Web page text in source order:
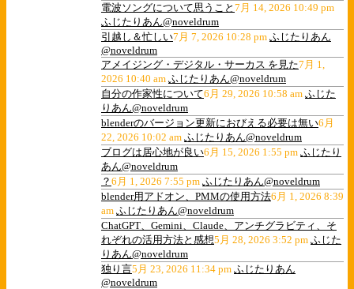
電波ソングについて思うこと 7月 14, 2026 10:49 pm
ふじたりあん@noveldrum
引越し＆忙しい7月 7, 2026 10:28 pm ふじたりあん
@noveldrum
アメイジング・デジタル・サーカス を見た7月 1,
2026 10:40 am ふじたりあん@noveldrum
自分の作家性について6月 29, 2026 10:58 am ふじた
りあん@noveldrum
blenderのバージョン更新におびえる必要は無い6月
22, 2026 10:02 am ふじたりあん@noveldrum
ブログは居心地が良い6月 15, 2026 1:55 pm ふじたり
あん@noveldrum
？ 6月 1, 2026 7:55 pm ふじたりあん@noveldrum
blender用アドオン、PMMの使用方法6月 1, 2026 8:39
am ふじたりあん@noveldrum
ChatGPT、Gemini、Claude、アンチグラビティ、そ
れぞれの活用方法と感想5月 28, 2026 3:52 pm ふじた
りあん@noveldrum
独り言5月 23, 2026 11:34 pm ふじたりあん
@noveldrum